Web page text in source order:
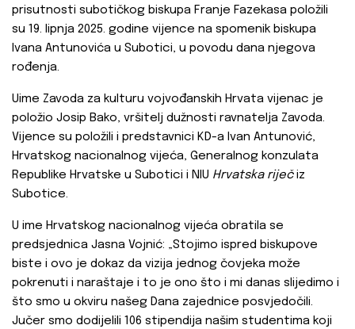
prisutnosti subotičkog biskupa Franje Fazekasa položili
su 19. lipnja 2025. godine vijence na spomenik biskupa
Ivana Antunovića u Subotici, u povodu dana njegova
rođenja.
Uime Zavoda za kulturu vojvođanskih Hrvata vijenac je
položio Josip Bako, vršitelj dužnosti ravnatelja Zavoda.
Vijence su položili i predstavnici KD-a Ivan Antunović,
Hrvatskog nacionalnog vijeća, Generalnog konzulata
Republike Hrvatske u Subotici i NIU Hrvatska riječiz
Subotice.
U ime Hrvatskog nacionalnog vijeća obratila se
predsjednica Jasna Vojnić: „Stojimo ispred biskupove
biste i ovo je dokaz da vizija jednog čovjeka može
pokrenuti i naraštaje i to je ono što i mi danas slijedimo i
što smo u okviru našeg Dana zajednice posvjedočili.
Jučer smo dodijelili 106 stipendija našim studentima koji